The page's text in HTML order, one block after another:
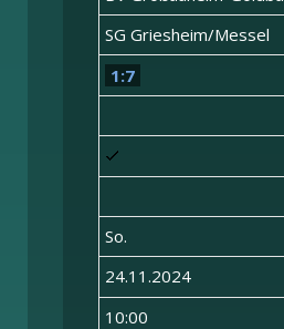
SG Griesheim/Messel
1:7
So.
24.11.2024
10:00